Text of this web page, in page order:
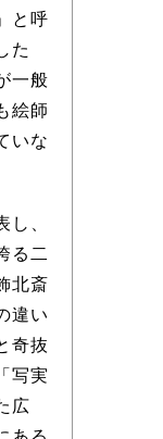
と呼
た
一般
絵師
いな
し、
る二
北斎
違い
奇抜
写実
広